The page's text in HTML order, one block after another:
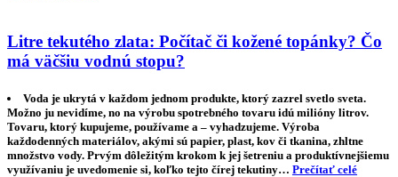
Litre tekutého zlata: Počítač či kožené topánky? Čo
má väčšiu vodnú stopu?
Voda je ukrytá v každom jednom produkte, ktorý zazrel svetlo sveta.
Možno ju nevidíme, no na výrobu spotrebného tovaru idú milióny litrov.
Tovaru, ktorý kupujeme, používame a – vyhadzujeme. Výroba
každodenných materiálov, akými sú papier, plast, kov či tkanina, zhltne
množstvo vody. Prvým dôležitým krokom k jej šetreniu a produktívnejšiemu
využívaniu je uvedomenie si, koľko tejto čírej tekutiny… Prečítať celé